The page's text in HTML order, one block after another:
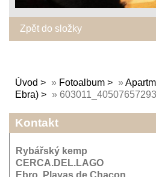
Zpět do složky
Úvod » Fotoalbum »
Ebra)
»
Kontakt
Rybářský kemp
CERCA.DEL.LAGO
Ebro, Playas de Chacon,